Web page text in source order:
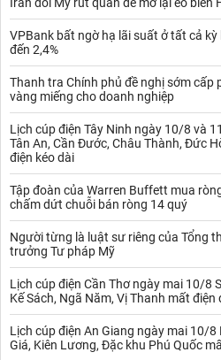
VPBank bất ngờ hạ lãi suất ở tất cả
đến 2,4%
Thanh tra Chính phủ đề nghị sớm cấp
vàng miếng cho doanh nghiệp
Lịch cúp điện Tây Ninh ngày 10/8 và
Tân An, Cần Đước, Châu Thành, Đức
điện kéo dài
Tập đoàn của Warren Buffett mua
chấm dứt chuỗi bán ròng 14 quý
Người từng là luật sư riêng của Tổng
trưởng Tư pháp Mỹ
Lịch cúp điện Cần Thơ ngày mai 10/8
Kế Sách, Ngã Năm, Vị Thanh mất
Lịch cúp điện An Giang ngày mai 10/8
Giá, Kiên Lương, Đặc khu Phú Quốc